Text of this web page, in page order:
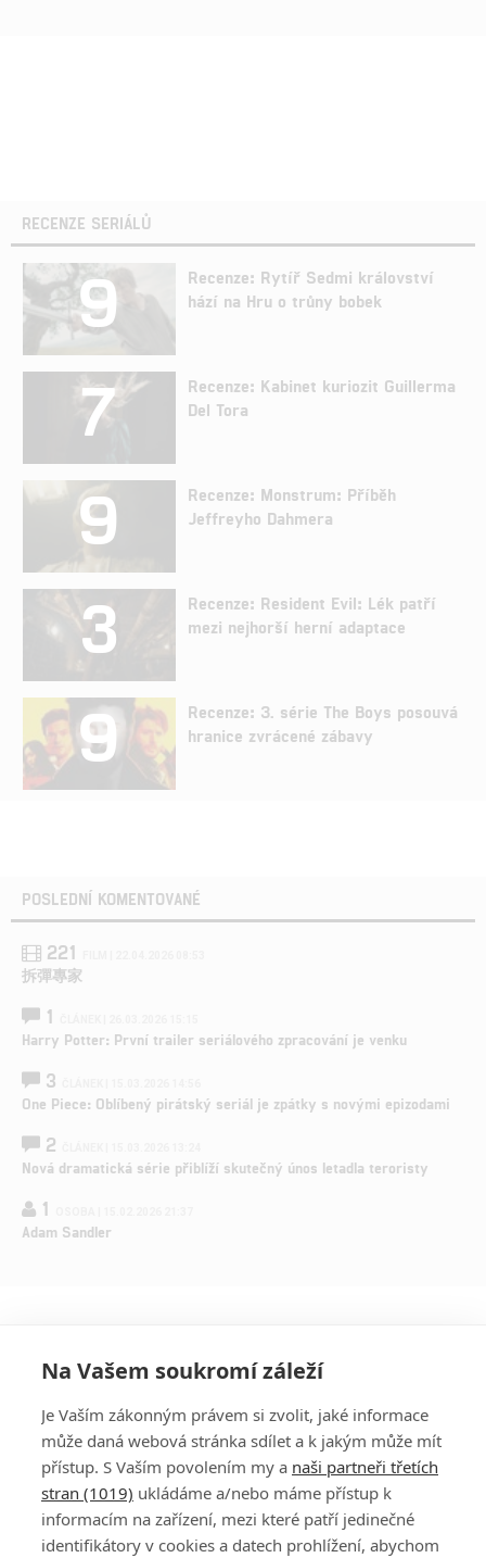
RECENZE SERIÁLŮ
9
Recenze: Rytíř Sedmi království
hází na Hru o trůny bobek
7
Recenze: Kabinet kuriozit Guillerma
Del Tora
9
Recenze: Monstrum: Příběh
Jeffreyho Dahmera
3
Recenze: Resident Evil: Lék patří
mezi nejhorší herní adaptace
9
Recenze: 3. série The Boys posouvá
hranice zvrácené zábavy
POSLEDNÍ KOMENTOVANÉ
221
拆彈專家
1
Harry Potter: První trailer seriálového zpracování je venku
3
One Piece: Oblíbený pirátský seriál je zpátky s novými epizodami
2
Nová dramatická série přiblíží skutečný únos letadla teroristy
1
Adam Sandler
PŘIHLÁSIT
REGISTROVAT
DISKUZE
Na Vašem soukromí záleží
Je Vaším zákonným právem si zvolit, jaké informace
může daná webová stránka sdílet a k jakým může mít
přístup. S Vaším povolením my a naši partneři třetích
stran (1019) ukládáme a/nebo máme přístup k
informacím na zařízení, mezi které patří jedinečné
identifikátory v cookies a datech prohlížení, abychom